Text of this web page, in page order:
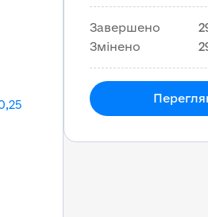
Завершено
Змінено